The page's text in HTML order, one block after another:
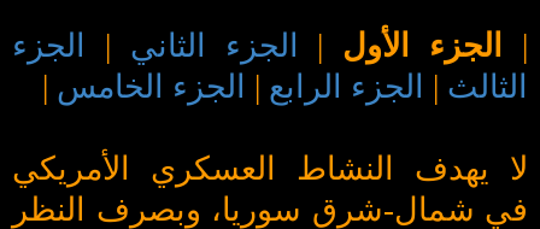
| الجزء الأول | الجزء الثاني |
الجزء
الثالث | الجزء الرابع | الجزء الخامس |
لا يهدف النشاط العسكري الأمريكي
في شمال-شرق سوريا، وبصرف النظر